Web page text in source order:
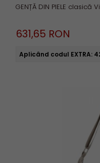
GENȚĂ DIN PIELE clasică
631,65 RON
Aplicând codul EXTRA: